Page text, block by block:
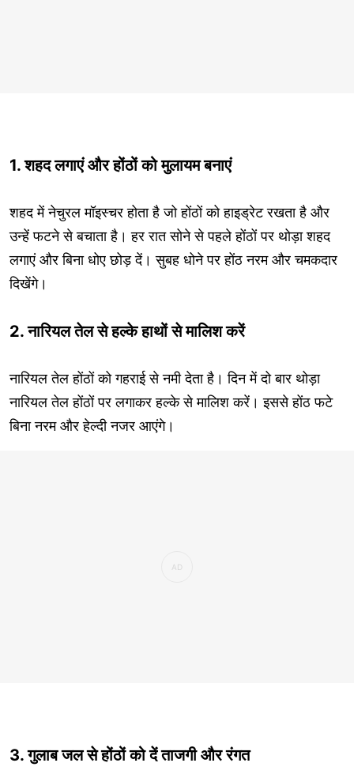
1. शहद लगाएं और होंठों को मुलायम बनाएं
शहद में नेचुरल मॉइस्चर होता है जो होंठों को हाइड्रेट रखता है और
उन्हें फटने से बचाता है। हर रात सोने से पहले होंठों पर थोड़ा शहद
लगाएं और बिना धोए छोड़ दें। सुबह धोने पर होंठ नरम और चमकदार
दिखेंगे।
2. नारियल तेल से हल्के हाथों से मालिश करें
नारियल तेल होंठों को गहराई से नमी देता है। दिन में दो बार थोड़ा
नारियल तेल होंठों पर लगाकर हल्के से मालिश करें। इससे होंठ फटे
बिना नरम और हेल्दी नजर आएंगे।
3. गुलाब जल से होंठों को दें ताजगी और रंगत